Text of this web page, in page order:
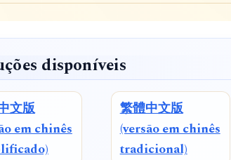
disponíveis
文版
em chinês
繁體中文版
(versão em chinês
tradicional)